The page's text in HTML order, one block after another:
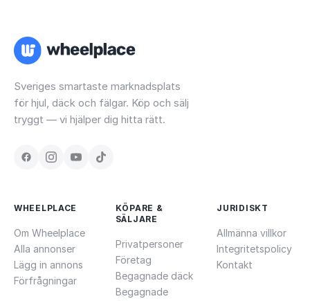
Sveriges smartaste marknadsplats
för hjul, däck och fälgar. Köp och sälj
tryggt — vi hjälper dig hitta rätt.
WHEELPLACE
Om Wheelplace
Alla annonser
Lägg in annons
Förfrågningar
KÖPARE &
SÄLJARE
Privatpersoner
Företag
Begagnade däck
Begagnade
JURIDISKT
Allmänna villkor
Integritetspolicy
Kontakt